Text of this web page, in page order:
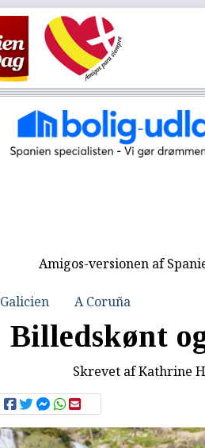
Amigos-versionen af
Galicien A Coruña
Billedskønt
Skrevet afKathrine